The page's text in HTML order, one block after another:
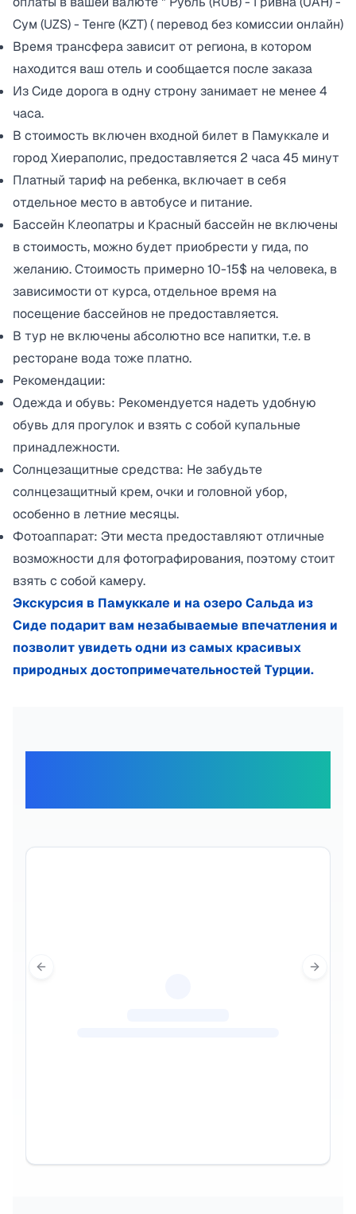
Сум (UZS) - Тенге (KZT) ( перевод без комиссии онлайн)
Время трансфера зависит от региона, в котором
находится ваш отель и сообщается после заказа
Из Сиде дорога в одну строну занимает не менее 4
часa.
В стоимость включен входной билет в Памуккале и
город Хиераполис, предоставляется 2 часа 45 минут
Платный тариф на ребенка, включает в себя
отдельное место в автобусе и питание.
Бассейн Клеопатры и Красный бассейн не включены
в стоимость, можно будет приобрести у гида, по
желанию. Стоимость примерно 10-15$ на человека, в
зависимости от курса, отдельное время на
посещение бассейнов не предоставляется.
В тур не включены абсолютно все напитки, т.е. в
ресторане вода тоже платно.
Рекомендации:
Одежда и обувь: Рекомендуется надеть удобную
обувь для прогулок и взять с собой купальные
принадлежности.
Солнцезащитные средства: Не забудьте
солнцезащитный крем, очки и головной убор,
особенно в летние месяцы.
Фотоаппарат: Эти места предоставляют отличные
возможности для фотографирования, поэтому стоит
взять с собой камеру.
Экскурсия в Памуккале и на озеро Сальда из
Сиде подарит вам незабываемые впечатления и
позволит увидеть одни из самых красивых
природных достопримечательностей Турции.
Previous slide Next